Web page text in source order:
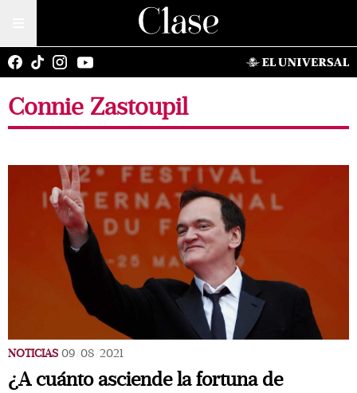
Connie Zastoupil
NOTICIAS 09/08/2021
¿A cuánto asciende la fortuna de